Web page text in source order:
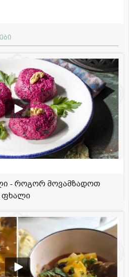
- როგორ მოვამზადოთ
ფხალი